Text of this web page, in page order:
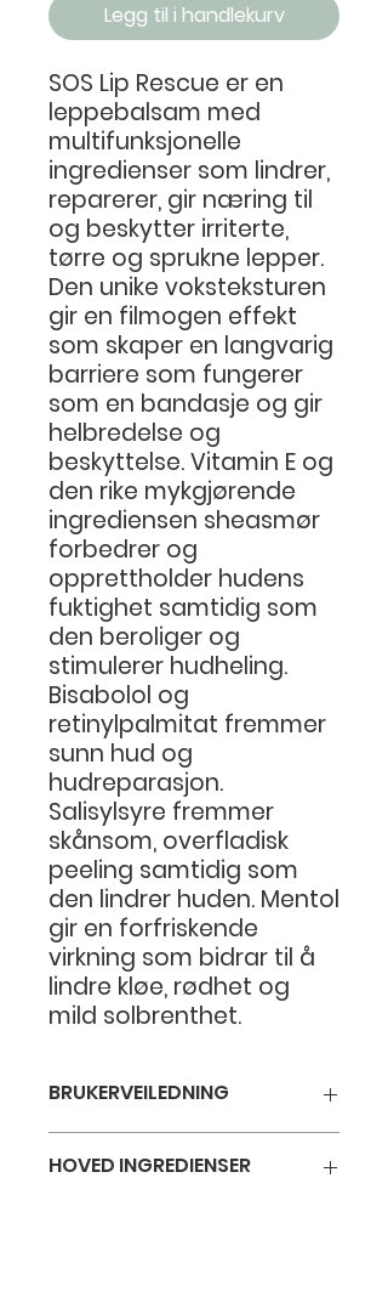
Legg til i handlekurv
SOS Lip Rescue er en
leppebalsam med
multifunksjonelle
ingredienser som lindrer,
reparerer, gir næring til
og beskytter irriterte,
tørre og sprukne lepper.
Den unike voksteksturen
gir en filmogen effekt
som skaper en langvarig
barriere som fungerer
som en bandasje og gir
helbredelse og
beskyttelse. Vitamin E og
den rike mykgjørende
ingrediensen sheasmør
forbedrer og
opprettholder hudens
fuktighet samtidig som
den beroliger og
stimulerer hudheling.
Bisabolol og
retinylpalmitat fremmer
sunn hud og
hudreparasjon.
Salisylsyre fremmer
skånsom, overfladisk
peeling samtidig som
den lindrer huden. Mentol
gir en forfriskende
virkning som bidrar til å
lindre kløe, rødhet og
mild solbrenthet.
BRUKERVEILEDNING
som nødvendig for å
HOVED INGREDIENSER